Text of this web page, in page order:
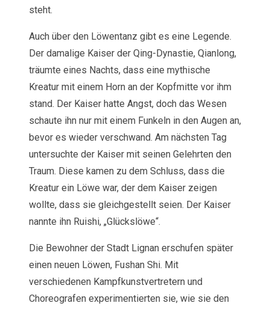
steht.
Auch über den Löwentanz gibt es eine Legende.
Der damalige Kaiser der Qing-Dynastie, Qianlong,
träumte eines Nachts, dass eine mythische
Kreatur mit einem Horn an der Kopfmitte vor ihm
stand. Der Kaiser hatte Angst, doch das Wesen
schaute ihn nur mit einem Funkeln in den Augen an,
bevor es wieder verschwand. Am nächsten Tag
untersuchte der Kaiser mit seinen Gelehrten den
Traum. Diese kamen zu dem Schluss, dass die
Kreatur ein Löwe war, der dem Kaiser zeigen
wollte, dass sie gleichgestellt seien. Der Kaiser
nannte ihn Ruishi, „Glückslöwe“.
Die Bewohner der Stadt Lignan erschufen später
einen neuen Löwen, Fushan Shi. Mit
verschiedenen Kampfkunstvertretern und
Choreografen experimentierten sie, wie sie den